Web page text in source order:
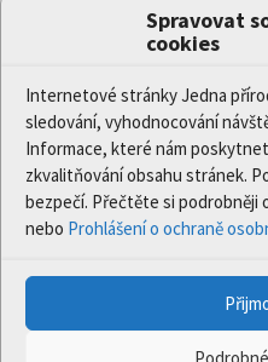
Spravovat
cookies
Internetové stránky Jedna
sledování, vyhodnocování
Informace, které nám
zkvalitňování obsahu stránek.
bezpečí. Přečtěte si podrobněji
nebo Prohlášení o ochraně
LIFE17/IPE/CZ/000005)
nástroje Evropské unie
Údaje a informace
vyjadřují názor či
životního prostředí a
komise není odpovědná
zveřejněných na těchto